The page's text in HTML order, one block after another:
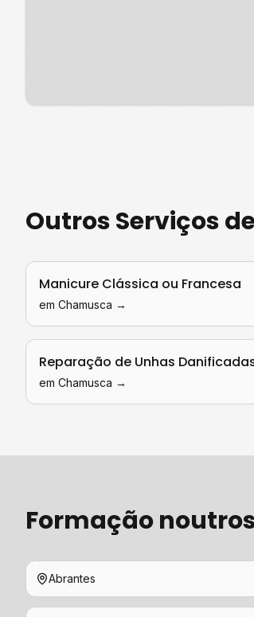
Outros Serviços
Manicure Clássica ou Francesa
em Chamusca →
Reparação de Unhas
em Chamusca →
Formação
Abrantes